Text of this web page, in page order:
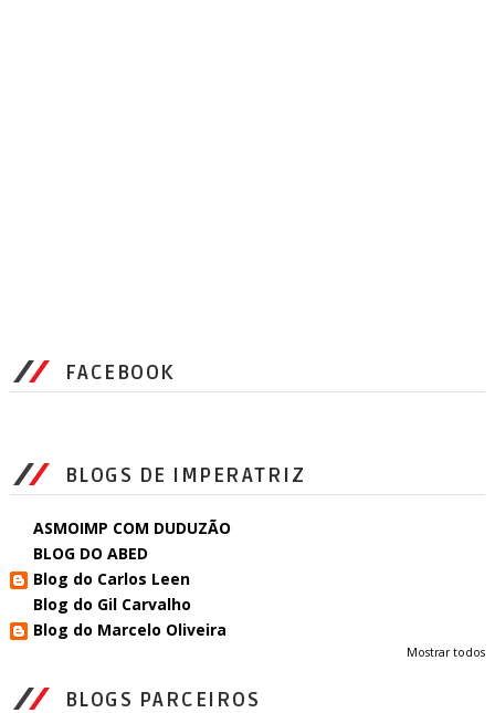
FACEBOOK
BLOGS DE IMPERATRIZ
ASMOIMP COM DUDUZÃO
BLOG DO ABED
Blog do Carlos Leen
Blog do Gil Carvalho
Blog do Marcelo Oliveira
Mostrar todos
BLOGS PARCEIROS